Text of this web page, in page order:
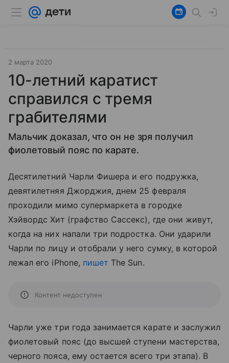
2 марта 2020
10-летний каратист
справился с тремя
грабителями
Мальчик доказал, что он не зря получил
фиолетовый пояс по карате.
Десятилетний Чарли Фишера и его подружка,
девятилетняя Джорджия, днем 25 февраля
проходили мимо супермаркета в городке
Хэйвордс Хит (графство Сассекс), где они живут,
когда на них напали три подростка. Они ударили
Чарли по лицу и отобрали у него сумку, в которой
лежал его iPhone, пишет The Sun.
Контент недоступен
Чарли уже три года занимается карате и заслужил
фиолетовый пояс (до высшей ступени мастерства,
черного пояса, ему остается всего три этапа). В